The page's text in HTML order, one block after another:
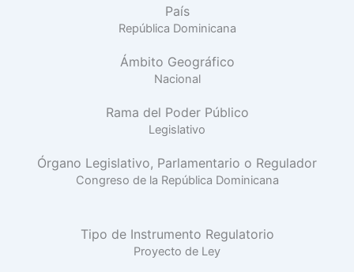
País
República Dominicana
Ámbito Geográfico
Nacional
Rama del Poder Público
Legislativo
Órgano Legislativo, Parlamentario o Regulador
Congreso de la República Dominicana
Tipo de Instrumento Regulatorio
Proyecto de Ley